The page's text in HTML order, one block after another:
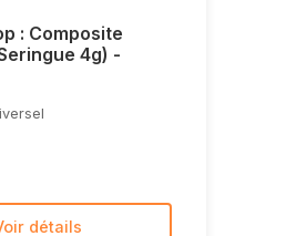
: Composite
4g) -
détails